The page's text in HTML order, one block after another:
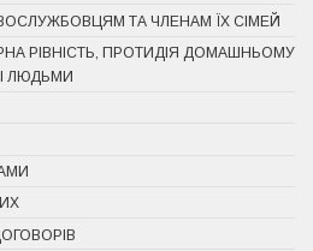
ТА ЧЛЕНАМ ЇХ СІМЕЙ
РІВНІСТЬ, ПРОТИДІЯ ДОМАШНЬОМУ
ЛЮДЬМИ